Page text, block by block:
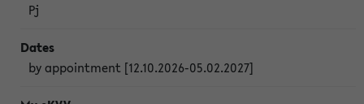
Pj
by appointment [12.10.2026-05.02.2027]